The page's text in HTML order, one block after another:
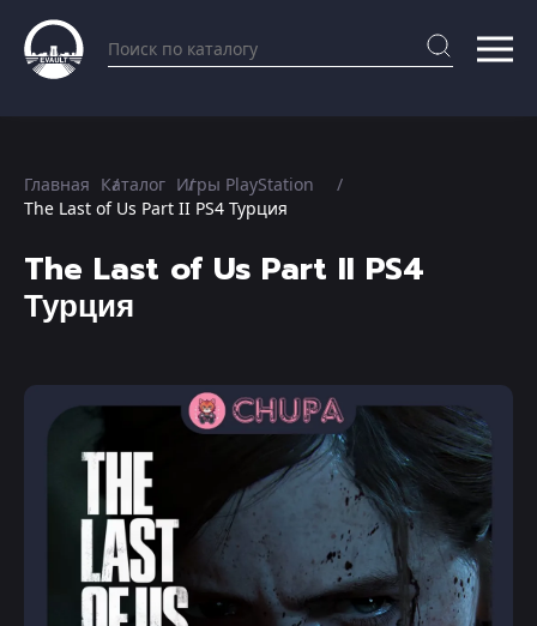
Главная Каталог Игры PlayStation
The Last of Us Part II PS4 Турция
The Last of Us Part II PS4
Турция